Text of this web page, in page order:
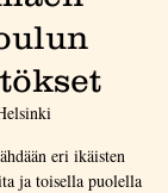
eri ikäisten
ja toisella puolella